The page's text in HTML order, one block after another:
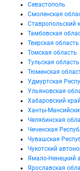
Севастополь
Смоленская
Ставропольский
Тамбовская
Тверская область
Томская область
Тульская область
Тюменская
Удмуртская
Ульяновская
Хабаровский край
Ханты-
Челябинская
Чеченская
Чувашская
Чукотский
Ямало-Ненецкий
Ярославская